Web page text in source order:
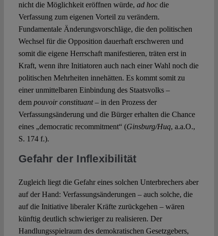
nicht die Möglichkeit eröffnen würde, ad hocdie
Verfassung zum eigenen Vorteil zu verändern.
Fundamentale Änderungsvorschläge, die den politischen
Wechsel für die Opposition dauerhaft erschweren und
somit die eigene Herrschaft manifestieren, träten erst in
Kraft, wenn ihre Initiatoren auch nach einer Wahl noch die
politischen Mehrheiten innehätten. Es kommt somit zu
einer unmittelbaren Einbindung des Staatsvolks –
dem pouvoir constituant– in den Prozess der
Verfassungsänderung und die Bürger erhalten die Chance
eines „democratic recommitment“ (Ginsburg/Huq, a.a.O.,
S. 174 f.).
Gefahr der Inflexibilität
Zugleich liegt die Gefahr eines solchen Unterbrechers aber
auf der Hand: Verfassungsänderungen – auch solche, die
auf die Initiative liberaler Kräfte zurückgehen – wären
künftig deutlich schwieriger zu realisieren. Der
Handlungsspielraum des demokratischen Gesetzgebers,